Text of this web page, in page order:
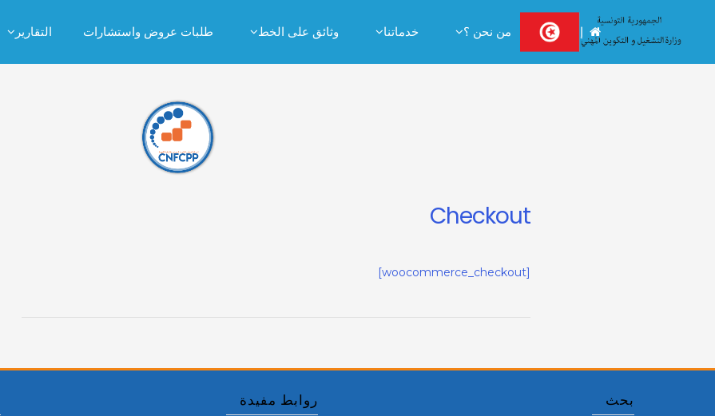
إستقبال من نحن ؟ خدماتنا وثائق على الخط طلبات عروض واستشارات التقارير
Checkout
[woocommerce_checkout]
روابط مفيدة بحث